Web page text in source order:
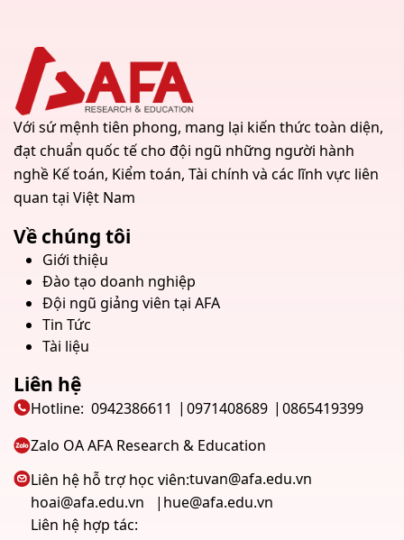
Với sứ mệnh tiên phong, mang lại kiến thức toàn diện,
đạt chuẩn quốc tế cho đội ngũ những người hành
nghề Kế toán, Kiểm toán, Tài chính và các lĩnh vực liên
quan tại Việt Nam
Về chúng tôi
Giới thiệu
Đào tạo doanh nghiệp
Đội ngũ giảng viên tại AFA
Tin Tức
Tài liệu
Liên hệ
Hotline: 0942386611 0971408689
0865419399
Zalo OA AFA Research & Education
Liên hệ hỗ trợ học viên:tuvan@afa.edu.vn
hoai@afa.edu.vn
hue@afa.edu.vn
Liên hệ hợp tác: